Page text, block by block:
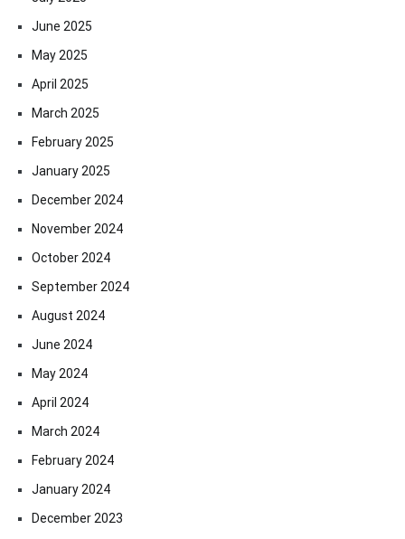
June 2025
May 2025
April 2025
March 2025
February 2025
January 2025
December 2024
November 2024
October 2024
September 2024
August 2024
June 2024
May 2024
April 2024
March 2024
February 2024
January 2024
December 2023